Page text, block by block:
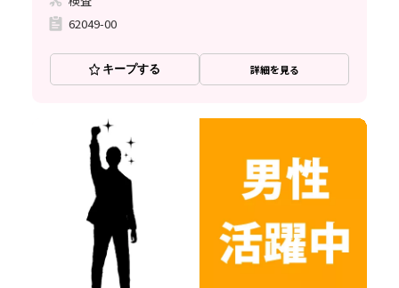
62049-00
キープする 詳細を見る